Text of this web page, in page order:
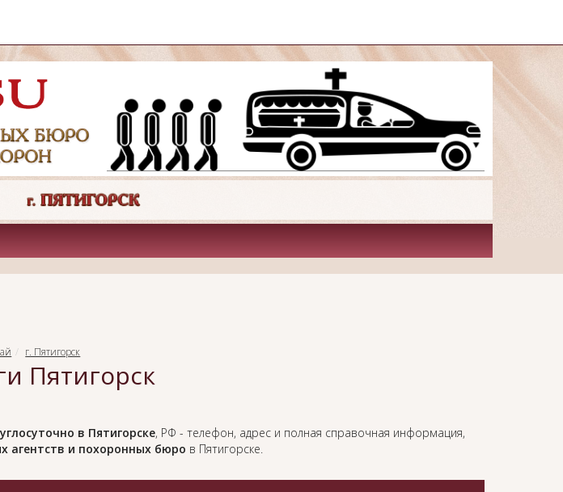
г. Пятигорск
Пятигорск
в Пятигорске, РФ - телефон, адрес и полная справочная информация,
агентств и похоронных бюро в Пятигорске.